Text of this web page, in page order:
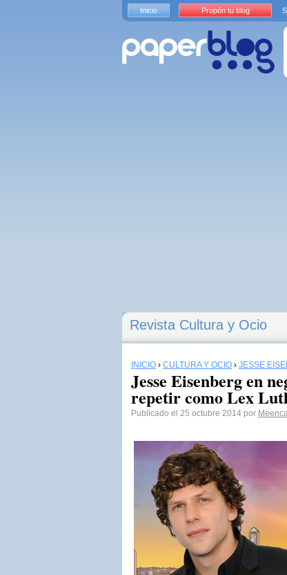
Revista Cultura y Ocio
INICIO › CULTURA Y OCIO › JESSE
Jesse Eisenberg en
repetir como Lex
Publicado el 25 octubre 2014 por
Inicio Propón tu blog